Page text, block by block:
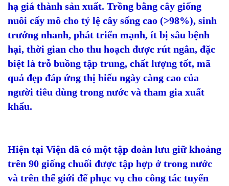
hạ giá thành sản xuất. Trồng bằng cây giống
nuôi cấy mô cho tỷ lệ cây sống cao (>98%), sinh
trưởng nhanh, phát triển mạnh, ít bị sâu bệnh
hại, thời gian cho thu hoạch được rút ngắn, đặc
biệt là trỗ buồng tập trung, chất lượng tốt, mã
quả đẹp đáp ứng thị hiếu ngày càng cao của
người tiêu dùng trong nước và tham gia xuất
khẩu.
Hiện tại Viện đã có một tập đoàn lưu giữ khoảng
trên 90 giống chuối được tập hợp ở trong nước
và trên thế giới để phục vụ cho công tác tuyển